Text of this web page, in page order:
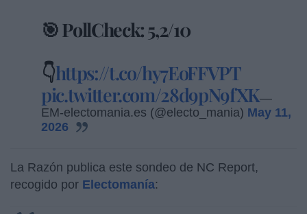
🎯 PollCheck: 5,2/10
👇https://t.co/hy7EoFFVPT
pic.twitter.com/28d9pN9fXK—
EM-electomania.es (@electo_mania) May 11,
2026
La Razón publica este sondeo de NC Report,
recogido por Electomanía: